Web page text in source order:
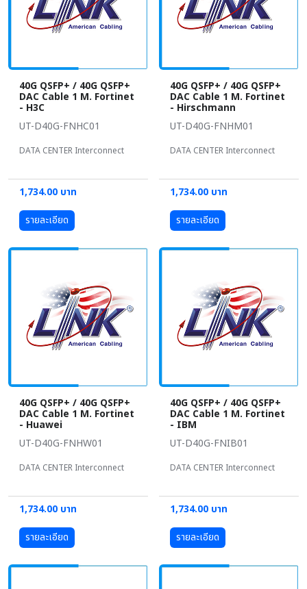
40G QSFP+ / 40G QSFP+
DAC Cable 1 M. Fortinet
- H3C
UT-D40G-FNHC01
DATA CENTER Interconnect
1,734.00 บาท
รายละเอียด
40G QSFP+ / 40G QSFP+
DAC Cable 1 M. Fortinet
- Hirschmann
UT-D40G-FNHM01
DATA CENTER Interconnect
1,734.00 บาท
รายละเอียด
40G QSFP+ / 40G QSFP+
DAC Cable 1 M. Fortinet
- Huawei
UT-D40G-FNHW01
DATA CENTER Interconnect
1,734.00 บาท
รายละเอียด
40G QSFP+ / 40G QSFP+
DAC Cable 1 M. Fortinet
- IBM
UT-D40G-FNIB01
DATA CENTER Interconnect
1,734.00 บาท
รายละเอียด